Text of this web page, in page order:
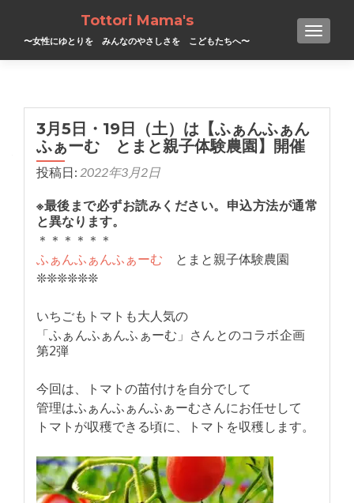
Tottori Mama's
〜女性にゆとりを みんなのやさしさを こどもたちへ〜
3月5日・19日（土）は【ふぁんふぁん
ふぁーむ とまと親子体験農園】開催
投稿日: 2022年3月2日
※最後まで必ずお読みください。申込方法が通常
と異なります。
＊＊＊＊＊＊
ふぁんふぁんふぁーむ とまと親子体験農園
❊❊❊❊❊❊
いちごもトマトも大人気の
「ふぁんふぁんふぁーむ」さんとのコラボ企画
第2弾
今回は、トマトの苗付けを自分でして
管理はふぁんふぁんふぁーむさんにお任せして
トマトが収穫できる頃に、トマトを収穫します。